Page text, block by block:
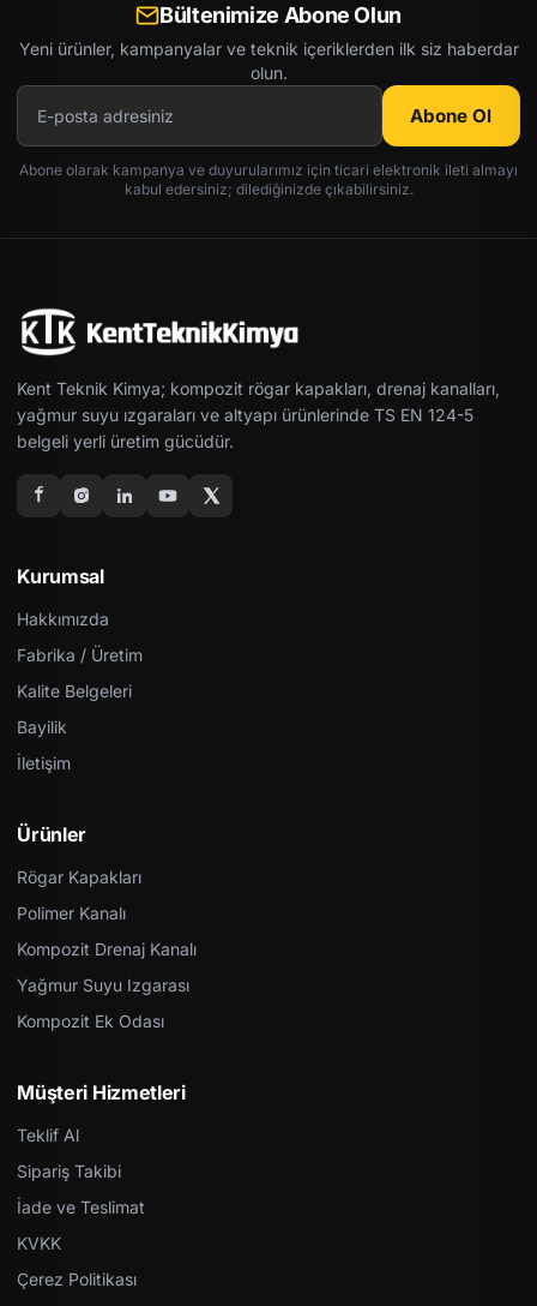
Bültenimize Abone Olun
Yeni ürünler, kampanyalar ve teknik içeriklerden ilk siz haberdar
olun.
Abone Ol
Abone olarak kampanya ve duyurularımız için ticari elektronik ileti almayı
kabul edersiniz; dilediğinizde çıkabilirsiniz.
Kent Teknik Kimya; kompozit rögar kapakları, drenaj kanalları,
yağmur suyu ızgaraları ve altyapı ürünlerinde TS EN 124-5
belgeli yerli üretim gücüdür.
Kurumsal
Hakkımızda
Fabrika / Üretim
Kalite Belgeleri
Bayilik
İletişim
Ürünler
Rögar Kapakları
Polimer Kanalı
Kompozit Drenaj Kanalı
Yağmur Suyu Izgarası
Kompozit Ek Odası
Müşteri Hizmetleri
Teklif Al
Sipariş Takibi
İade ve Teslimat
KVKK
Çerez Politikası